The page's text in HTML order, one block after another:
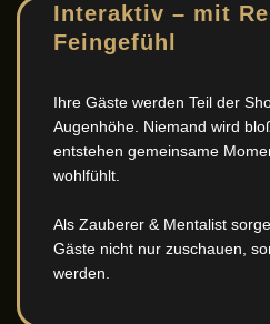
Interaktiv – mit
Feingefühl
Ihre Gäste werden Teil der
Augenhöhe. Niemand wird
entstehen gemeinsame
wohlfühlt.
Als Zauberer & Mentalist
Gäste nicht nur zuschauen,
werden.